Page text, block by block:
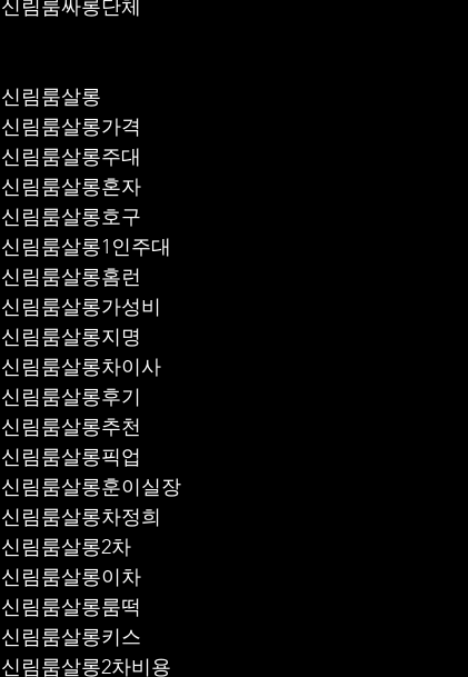
신림룸싸롱단체
신림룸살롱
신림룸살롱가격
신림룸살롱주대
신림룸살롱혼자
신림룸살롱호구
신림룸살롱1인주대
신림룸살롱홈런
신림룸살롱가성비
신림룸살롱지명
신림룸살롱차이사
신림룸살롱후기
신림룸살롱추천
신림룸살롱훈이실장
신림룸살롱차정희
신림룸살롱2차
신림룸살롱이차
신림룸살롱룸떡
신림룸살롱키스
신림룸살롱2차비용